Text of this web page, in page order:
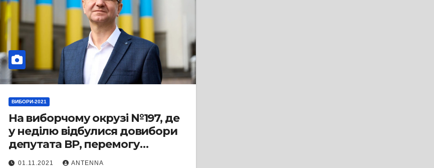
ВИБОРИ-2021
На виборчому окрузі №197, де
у неділю відбулися довибори
депутата ВР, перемогу
отримав Віталій
01.11.2021 ANTENNA